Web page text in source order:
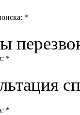
*
*
*